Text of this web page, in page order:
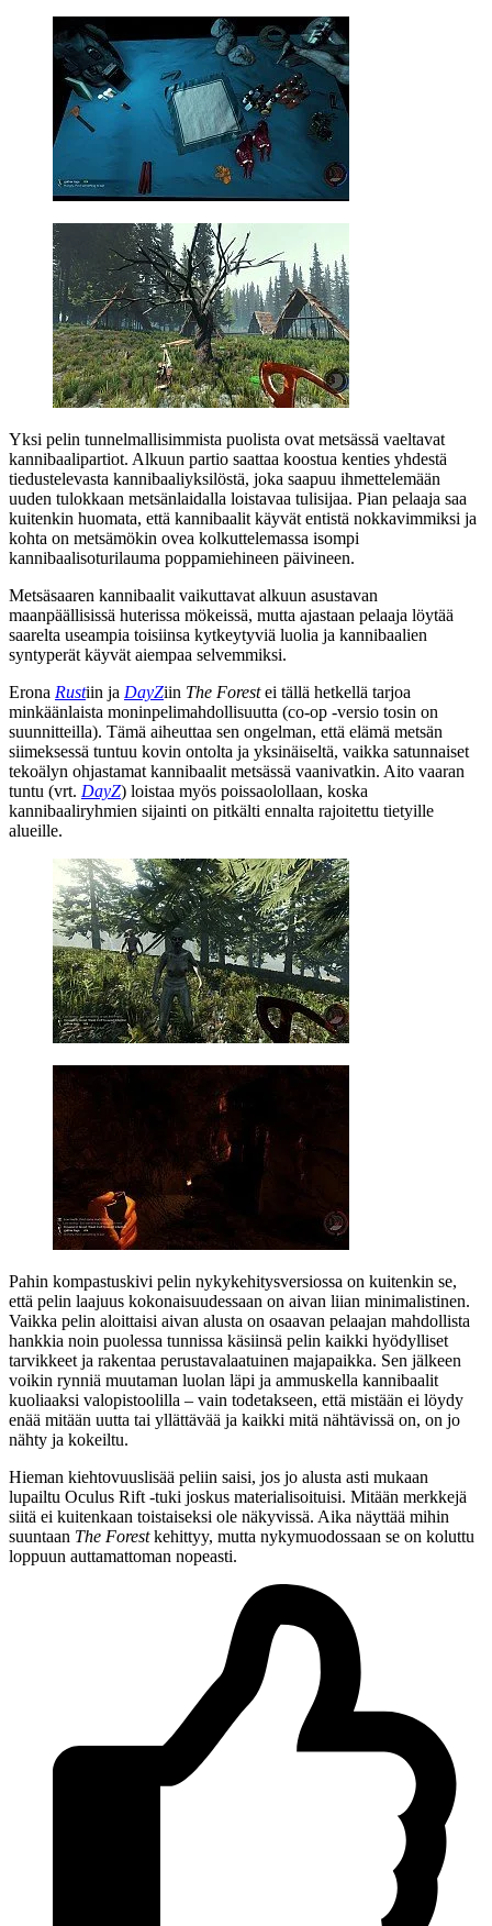
Yksi pelin tunnelmallisimmista puolista ovat metsässä vaeltavat
kannibaalipartiot. Alkuun partio saattaa koostua kenties yhdestä
tiedustelevasta kannibaaliyksilöstä, joka saapuu ihmettelemään
uuden tulokkaan metsänlaidalla loistavaa tulisijaa. Pian pelaaja saa
kuitenkin huomata, että kannibaalit käyvät entistä nokkavimmiksi ja
kohta on metsämökin ovea kolkuttelemassa isompi
kannibaalisoturilauma poppamiehineen päivineen.
Metsäsaaren kannibaalit vaikuttavat alkuun asustavan
maanpäällisissä huterissa mökeissä, mutta ajastaan pelaaja löytää
saarelta useampia toisiinsa kytkeytyviä luolia ja kannibaalien
syntyperät käyvät aiempaa selvemmiksi.
Erona Rustiin ja DayZiin The Forestei tällä hetkellä tarjoa
minkäänlaista moninpelimahdollisuutta (co‑op ‑versio tosin on
suunnitteilla). Tämä aiheuttaa sen ongelman, että elämä metsän
siimeksessä tuntuu kovin ontolta ja yksinäiseltä, vaikka satunnaiset
tekoälyn ohjastamat kannibaalit metsässä vaanivatkin. Aito vaaran
tuntu (vrt. DayZ) loistaa myös poissaolollaan, koska
kannibaaliryhmien sijainti on pitkälti ennalta rajoitettu tietyille
alueille.
Pahin kompastuskivi pelin nykykehitysversiossa on kuitenkin se,
että pelin laajuus kokonaisuudessaan on aivan liian minimalistinen.
Vaikka pelin aloittaisi aivan alusta on osaavan pelaajan mahdollista
hankkia noin puolessa tunnissa käsiinsä pelin kaikki hyödylliset
tarvikkeet ja rakentaa perustavalaatuinen majapaikka. Sen jälkeen
voikin rynniä muutaman luolan läpi ja ammuskella kannibaalit
kuoliaaksi valopistoolilla – vain todetakseen, että mistään ei löydy
enää mitään uutta tai yllättävää ja kaikki mitä nähtävissä on, on jo
nähty ja kokeiltu.
Hieman kiehtovuuslisää peliin saisi, jos jo alusta asti mukaan
lupailtu Oculus Rift ‑tuki joskus materialisoituisi. Mitään merkkejä
siitä ei kuitenkaan toistaiseksi ole näkyvissä. Aika näyttää mihin
suuntaan The Forestkehittyy, mutta nykymuodossaan se on koluttu
loppuun auttamattoman nopeasti.